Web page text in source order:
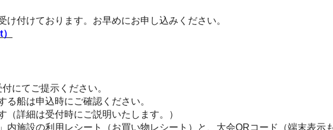
付けております。お早めにお申し込みください。
にてご提示ください。
船は申込時にご確認ください。
詳細は受付時にご説明いたします。）
内施設の利用レシート（お買い物レシート）と、大会QRコード（端末表示